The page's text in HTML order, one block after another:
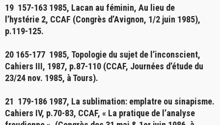
19 157-163 1985, Lacan au féminin, Au lieu de
l’hystérie 2, CCAF (Congrès d’Avignon, 1/2 juin 1985),
p.119-125.
20 165-177 1985, Topologie du sujet de l’inconscient,
Cahiers III, 1987, p.87-110 (CCAF, Journées d’étude du
23/24 nov. 1985, à Tours).
21 179-186 1987, La sublimation: emplatre ou sinapisme.
Cahiers IV, p.70-83, CCAF, « La pratique de l’analyse